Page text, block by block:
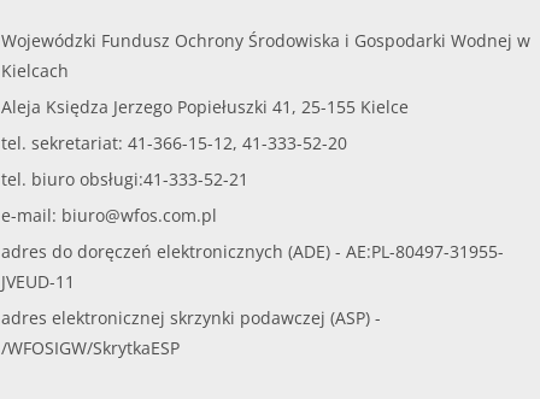
Wojewódzki Fundusz Ochrony Środowiska i Gospodarki Wodnej w
Kielcach
Aleja Księdza Jerzego Popiełuszki 41, 25-155 Kielce
tel. sekretariat: 41-366-15-12, 41-333-52-20
tel. biuro obsługi:41-333-52-21
e-mail: biuro@wfos.com.pl
adres do doręczeń elektronicznych (ADE) - AE:PL-80497-31955-
JVEUD-11
adres elektronicznej skrzynki podawczej (ASP) -
/WFOSIGW/SkrytkaESP